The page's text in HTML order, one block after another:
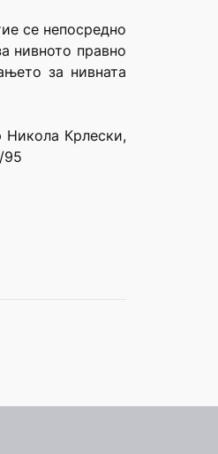
се непосредно
нивното правно
за нивната
Крлески,
95